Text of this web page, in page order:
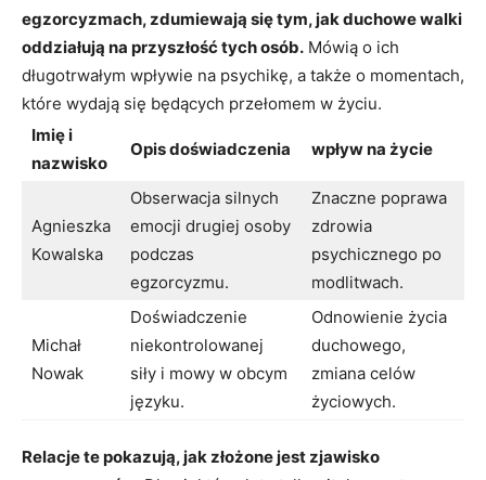
egzorcyzmach, ⁣zdumiewają się ⁤tym, jak duchowe walki
oddziałują na przyszłość tych osób. Mówią o ich
długotrwałym wpływie na psychikę, a także o momentach,
‍które wydają się będących przełomem w życiu.
Imię ⁤i
nazwisko
Opis doświadczenia wpływ na ‌życie
Agnieszka
Kowalska
Obserwacja‌ silnych
emocji drugiej osoby
podczas
egzorcyzmu.
Znaczne poprawa
zdrowia
psychicznego ‌po
modlitwach.
Michał
Nowak
Doświadczenie
niekontrolowanej‌
siły​ i mowy w obcym
języku.
Odnowienie⁣ życia
⁤duchowego,
zmiana celów
życiowych.
Relacje ⁢te pokazują, ‌jak złożone jest zjawisko